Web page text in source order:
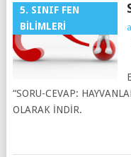
5. SINIF FEN
BILIMLERI
“SORU-CEVAP:
OLARAK İNDİR.